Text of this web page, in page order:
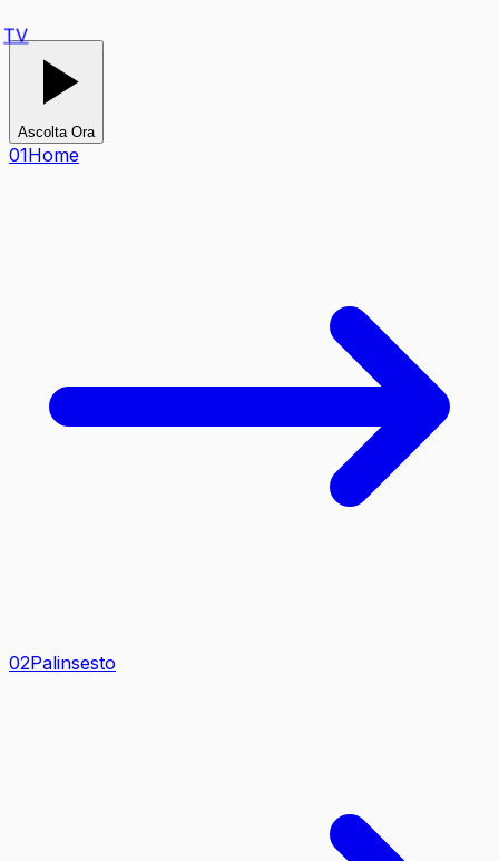
Ascolta Ora
01Home
02Palinsesto